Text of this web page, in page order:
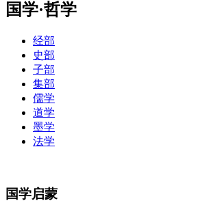
国学·哲学
经部
史部
子部
集部
儒学
道学
墨学
法学
国学启蒙